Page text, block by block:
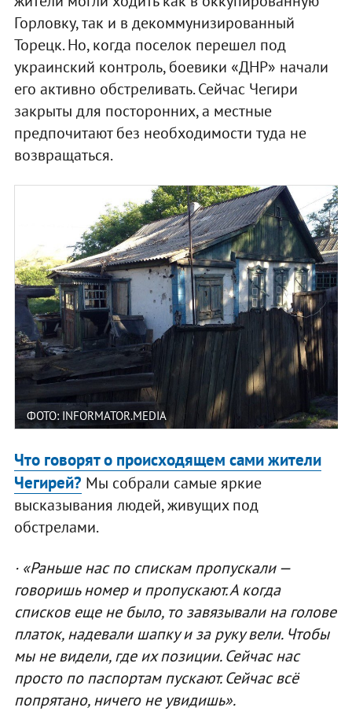
Горловку, так и в декоммунизированный
Торецк. Но, когда поселок перешел под
украинский контроль, боевики «ДНР» начали
его активно обстреливать. Сейчас Чегири
закрыты для посторонних, а местные
предпочитают без необходимости туда не
возвращаться.
ФОТО: INFORMATOR.MEDIA
Что говорят о происходящем сами жители
Чегирей? Мы собрали самые яркие
высказывания людей, живущих под
обстрелами.
· «Раньше нас по спискам пропускали —
говоришь номер и пропускают. А когда
списков еще не было, то завязывали на голове
платок, надевали шапку и за руку вели. Чтобы
мы не видели, где их позиции. Сейчас нас
просто по паспортам пускают. Сейчас всё
попрятано, ничего не увидишь».